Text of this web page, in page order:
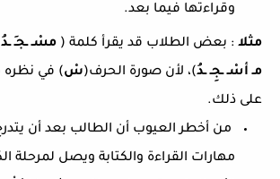
وقراءتها فيما بعد.
مثلا : بعض الطلاب قد يقرأ كلمة ( مسْـ ـجـِ ـدُ
مـ أسْـ ـجِـ ـدُ)، لأن صورة الحرف(سْ) في نظره
على ذلك.
من أخطر العيوب أن الطالب بعد أن
مهارات القراءة والكتابة ويصل لمرحلة